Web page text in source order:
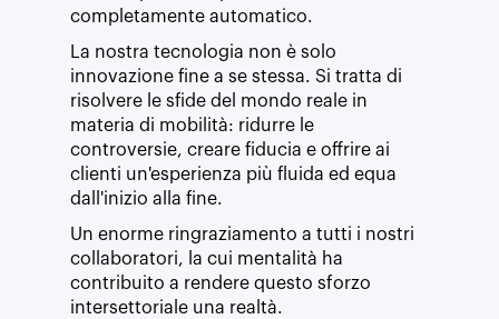
completamente automatico.
La nostra tecnologia non è solo
innovazione fine a se stessa. Si tratta di
risolvere le sfide del mondo reale in
materia di mobilità: ridurre le
controversie, creare fiducia e offrire ai
clienti un'esperienza più fluida ed equa
dall'inizio alla fine.
Un enorme ringraziamento a tutti i nostri
collaboratori, la cui mentalità ha
contribuito a rendere questo sforzo
intersettoriale una realtà.